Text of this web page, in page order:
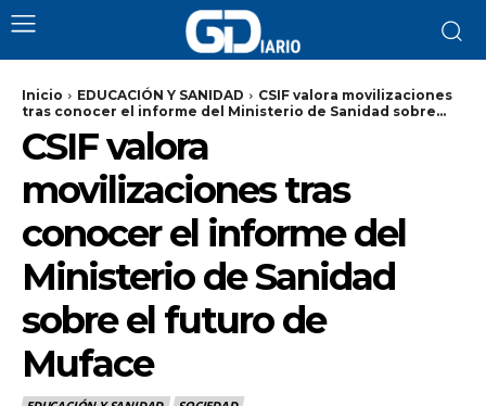
Inicio EDUCACIÓN Y SANIDAD
CSIF valora movilizaciones
tras conocer el informe del Ministerio de Sanidad sobre...
CSIF valora
movilizaciones tras
conocer el informe del
Ministerio de Sanidad
sobre el futuro de
Muface